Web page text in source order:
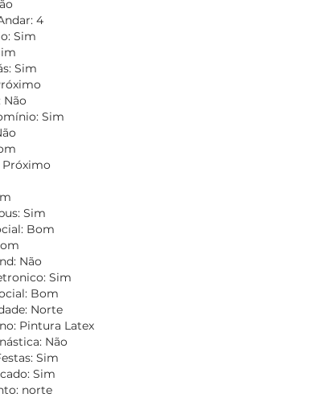
4
Sim
Sim
Não
Sim
Próximo
Sim
Bom
Não
Sim
Bom
Norte
Pintura Latex
Não
Sim
Sim
norte